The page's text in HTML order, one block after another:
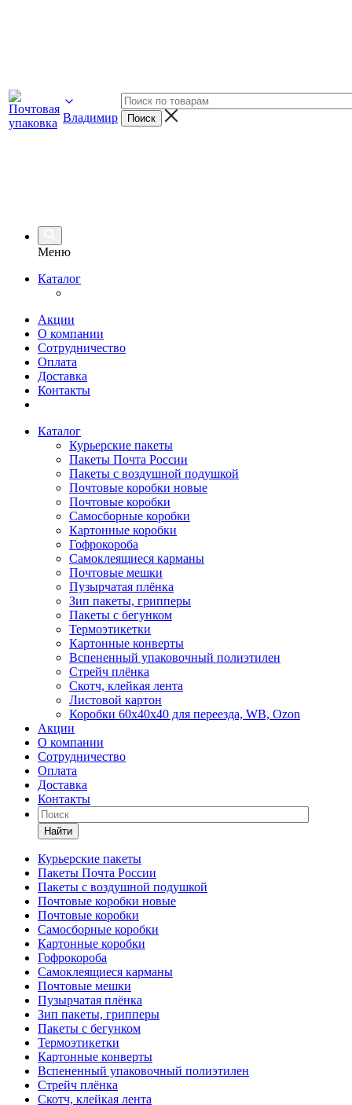
Владимир
Меню
Каталог
Акции
О компании
Сотрудничество
Оплата
Доставка
Контакты
Каталог
Курьерские пакеты
Пакеты Почта России
Пакеты с воздушной подушкой
Почтовые коробки новые
Почтовые коробки
Самосборные коробки
Картонные коробки
Гофрокороба
Самоклеящиеся карманы
Почтовые мешки
Пузырчатая плёнка
Зип пакеты, грипперы
Пакеты с бегунком
Термоэтикетки
Картонные конверты
Вспененный упаковочный полиэтилен
Стрейч плёнка
Скотч, клейкая лента
Листовой картон
Коробки 60х40х40 для переезда, WB, Ozon
Акции
О компании
Сотрудничество
Оплата
Доставка
Контакты
Найти
Курьерские пакеты
Пакеты Почта России
Пакеты с воздушной подушкой
Почтовые коробки новые
Почтовые коробки
Самосборные коробки
Картонные коробки
Гофрокороба
Самоклеящиеся карманы
Почтовые мешки
Пузырчатая плёнка
Зип пакеты, грипперы
Пакеты с бегунком
Термоэтикетки
Картонные конверты
Вспененный упаковочный полиэтилен
Стрейч плёнка
Скотч, клейкая лента